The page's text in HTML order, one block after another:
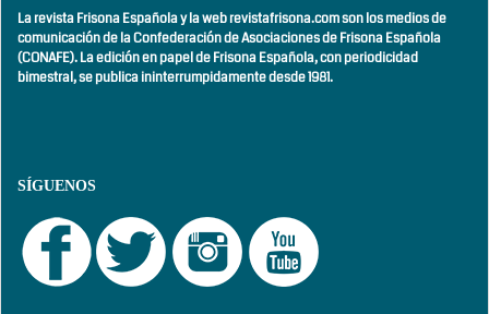
La revista Frisona Española y la web revistafrisona.com son los medios de
comunicación de la Confederación de Asociaciones de Frisona Española
(CONAFE). La edición en papel de Frisona Española, conperiodicidad
bimestral,se publica ininterrumpidamente desde 1981.
SÍGUENOS